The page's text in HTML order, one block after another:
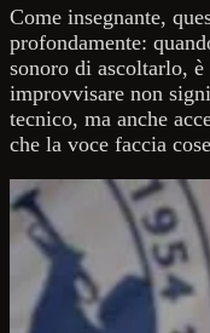
Come insegnante,
profondamente:
sonoro di ascoltarlo,
improvvisare non
tecnico, ma anche
che la voce faccia